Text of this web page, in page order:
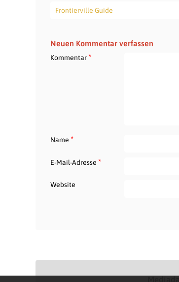
Frontierville Guide
Neuen Kommentar verfassen
Kommentar*
Name *
E-Mail-Adresse *
Website